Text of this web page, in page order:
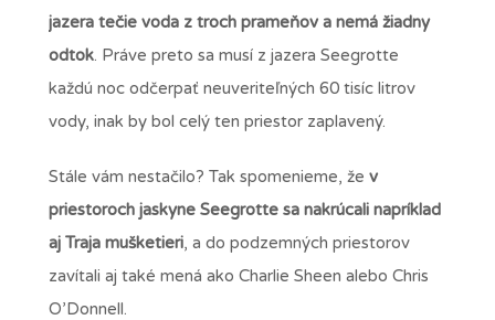
jazera tečie voda z troch prameňov a nemá žiadny
odtok. Práve preto sa musí z jazera Seegrotte
každú noc odčerpať neuveriteľných 60 tisíc litrov
vody, inak by bol celý ten priestor zaplavený.
Stále vám nestačilo? Tak spomenieme, že v
priestoroch jaskyne Seegrotte sa nakrúcali napríklad
aj Traja mušketieri, a do podzemných priestorov
zavítali aj také mená ako Charlie Sheen alebo Chris
O’Donnell.